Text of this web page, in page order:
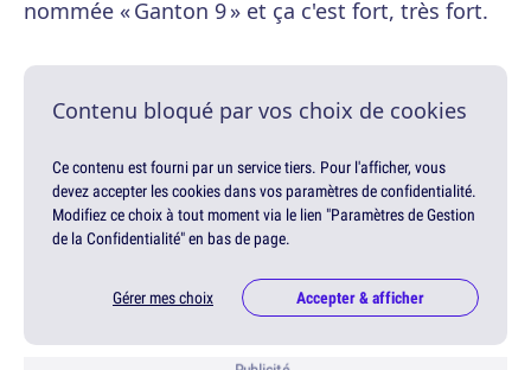
nommée « Ganton 9 » et ça c'est fort, très fort.
Contenu bloqué par vos choix de cookies
Ce contenu est fourni par un service tiers. Pour l'afficher, vous
devez accepter les cookies dans vos paramètres de confidentialité.
Modifiez ce choix à tout moment via le lien "Paramètres de Gestion
de la Confidentialité" en bas de page.
Gérer mes choix Accepter & afficher